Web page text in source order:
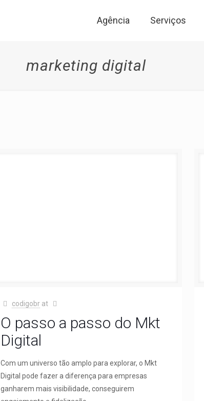
Agência Serviços
marketing digital
codigobr at
O passo a passo do Mkt
Digital
Com um universo tão amplo para explorar, o Mkt
Digital pode fazer a diferença para empresas
ganharem mais visibilidade, conseguirem